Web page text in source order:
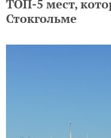
ТОП-5 мест,
Стокгольме